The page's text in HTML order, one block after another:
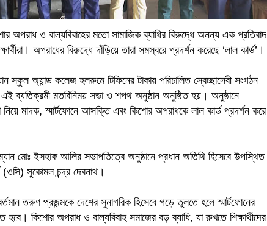
অপরাধ ও বাল্যবিবাহের মতো সামাজিক ব্যাধির বিরুদ্ধে অনন্য এক প্রতিবাদ
অপরাধের বিরুদ্ধে দাঁড়িয়ে তারা সমস্বরে প্রদর্শন করেছে ‘লাল কার্ড’।
স্কুল অ্যান্ড কলেজ হলরুমে টিফিনের টাকায় পরিচালিত স্বেচ্ছাসেবী সংগঠন
ব্যতিক্রমী মতবিনিময় সভা ও শপথ অনুষ্ঠান অনুষ্ঠিত হয়। অনুষ্ঠানে
নিয়ে মাদক, স্মার্টফোনে আসক্তি এবং কিশোর অপরাধকে লাল কার্ড প্রদর্শন করে
মোঃ ইসহাক আলির সভাপতিত্বে অনুষ্ঠানে প্রধান অতিথি হিসেবে উপস্থিত
(ওসি) সুকোমল চন্দ্র দেবনাথ।
তরুণ প্রজন্মকে দেশের সুনাগরিক হিসেবে গড়ে তুলতে হলে স্মার্টফোনের
কিশোর অপরাধ ও বাল্যবিবাহ সমাজের বড় ব্যাধি, যা রুখতে শিক্ষার্থীদের